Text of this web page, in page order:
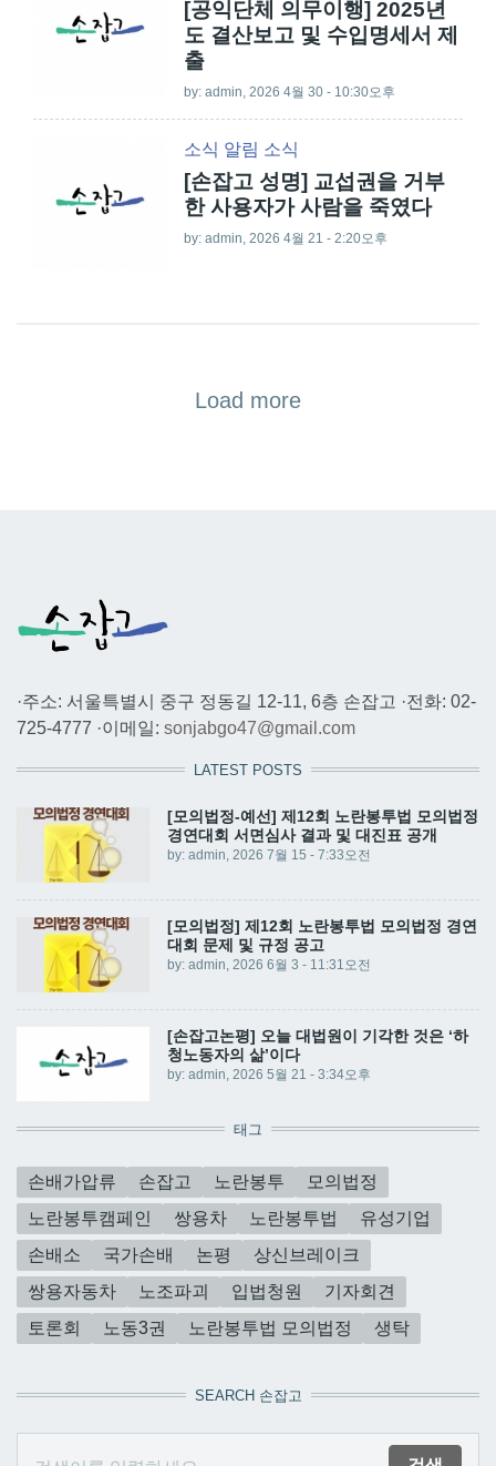
[공익단체 의무이행] 2025년
도 결산보고 및 수입명세서 제
출
by: admin, 2026 4월 30 - 10:30오후
소식 알림 소식
[손잡고 성명] 교섭권을 거부
한 사용자가 사람을 죽였다
by: admin, 2026 4월 21 - 2:20오후
Load more
·주소: 서울특별시 중구 정동길 12-11, 6층 손잡고 ·전화: 02-
725-4777 ·이메일: sonjabgo47@gmail.com
LATEST POSTS
[모의법정-예선] 제12회 노란봉투법 모의법정
경연대회 서면심사 결과 및 대진표 공개
by: admin, 2026 7월 15 - 7:33오전
[모의법정] 제12회 노란봉투법 모의법정 경연
대회 문제 및 규정 공고
by: admin, 2026 6월 3 - 11:31오전
[손잡고논평] 오늘 대법원이 기각한 것은 ‘하
청노동자의 삶’이다
by: admin , 2026 5월 21 - 3:34오후
태그
손배가압류 손잡고 노란봉투
모의법정
노란봉투캠페인
쌍용차 노란봉투법
유성기업
손배소
국가손배 논평
상신브레이크
쌍용자동차
노조파괴 입법청원
기자회견
토론회
노동3권 노란봉투법 모의법정 생탁
SEARCH 손잡고